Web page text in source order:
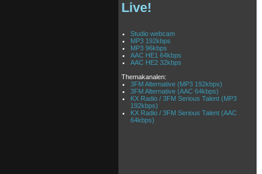
Live!
Studio webcam
MP3 192kbps
MP3 96kbps
AAC HE1 64kbps
AAC HE2 32kbps
Themakanalen:
3FM Alternative (MP3 192kbps)
3FM Alternative (AAC 64kbps)
KX Radio / 3FM Serious Talent (MP3
192kbps)
KX Radio / 3FM Serious Talent (AAC
64kbps)